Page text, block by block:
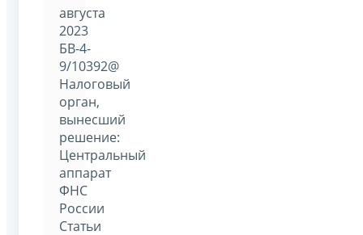
августа
2023
БВ-4-
9/10392@
Налоговый
орган,
вынесший
решение:
Центральный
аппарат
ФНС
России
Статьи